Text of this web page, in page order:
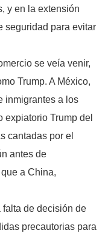
y en la extensión
seguridad para evitar
se veía venir,
Trump. A México,
inmigrantes a los
expiatorio Trump del
cantadas por el
antes de
a China,
falta de decisión de
precautorias para